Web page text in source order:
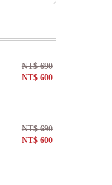
NT$690
NT$ 600
NT$690
NT$ 600